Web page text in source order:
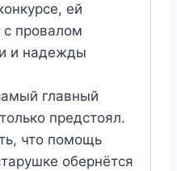
ей
с провалом
и надежды
главный
предстоял.
что помощь
обернётся